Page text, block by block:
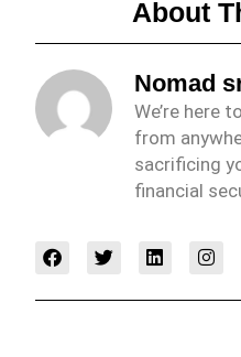
About
Nomad
We’re here
from
sacrificing
financial
F
a
e
T
w
t
L
i
k
I
n
t